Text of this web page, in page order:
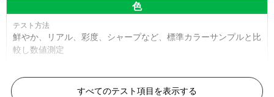
色
鮮やか、リアル、彩度、シャープなど、標準カラーサンプルと比
較し数値測定
すべてのテスト項目を表示する